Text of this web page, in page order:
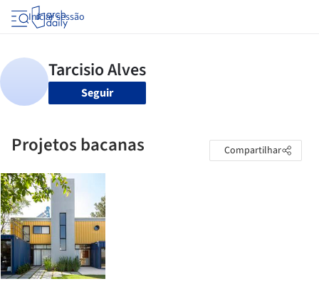
Iniciar sessão
Seguir
Projetos bacanas Compartilhar